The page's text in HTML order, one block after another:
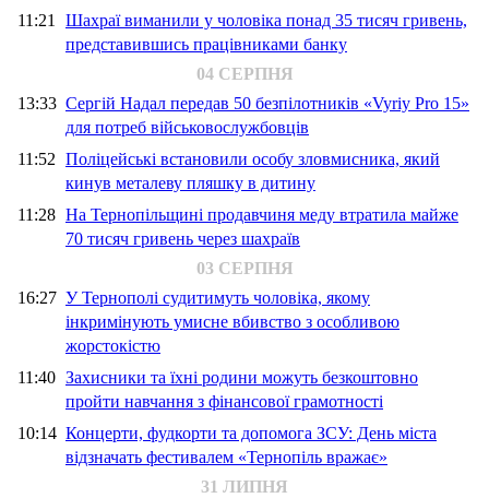
11:21 Шахраї виманили у чоловіка понад 35 тисяч гривень,
представившись працівниками банку
04 СЕРПНЯ
13:33 Сергій Надал передав 50 безпілотників «Vyriy Pro 15»
для потреб військовослужбовців
11:52 Поліцейські встановили особу зловмисника, який
кинув металеву пляшку в дитину
11:28 На Тернопільщині продавчиня меду втратила майже
70 тисяч гривень через шахраїв
03 СЕРПНЯ
16:27 У Тернополі судитимуть чоловіка, якому
інкримінують умисне вбивство з особливою
жорстокістю
11:40 Захисники та їхні родини можуть безкоштовно
пройти навчання з фінансової грамотності
10:14 Концерти, фудкорти та допомога ЗСУ: День міста
відзначать фестивалем «Тернопіль вражає»
31 ЛИПНЯ